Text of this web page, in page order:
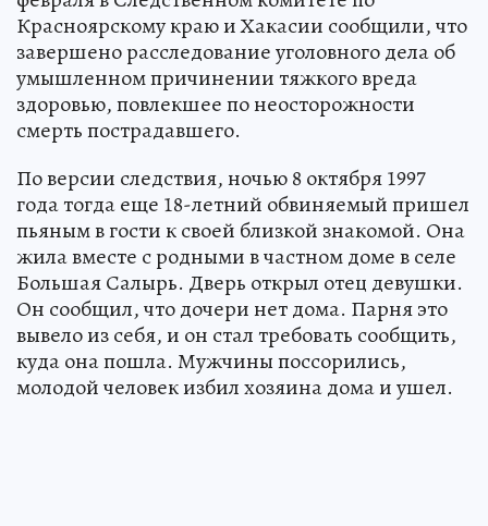
Красноярскому краю и Хакасии сообщили, что
завершено расследование уголовного дела об
умышленном причинении тяжкого вреда
здоровью, повлекшее по неосторожности
смерть пострадавшего.
По версии следствия, ночью 8 октября 1997
года тогда еще 18-летний обвиняемый пришел
пьяным в гости к своей близкой знакомой. Она
жила вместе с родными в частном доме в селе
Большая Салырь. Дверь открыл отец девушки.
Он сообщил, что дочери нет дома. Парня это
вывело из себя, и он стал требовать сообщить,
куда она пошла. Мужчины поссорились,
молодой человек избил хозяина дома и ушел.